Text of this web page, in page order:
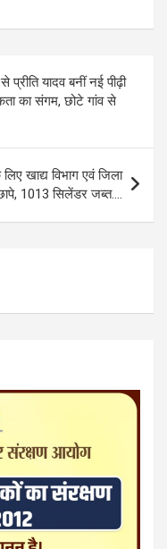
ail py
n
ar
e
यादव बनीं नई पीढ़ी
का संगम, छोटे गांव से
खाद्य विभाग एवं जिला
छापे, 1013 सिलेंडर जब्त….